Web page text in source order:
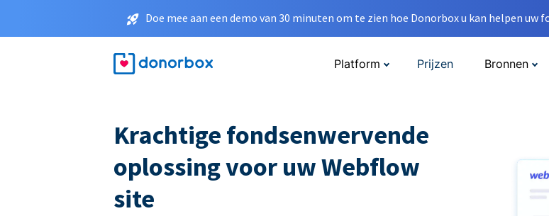
Doe mee aan een demo van 30 minuten om te zien hoe Donorbox u kan helpen uw
Platform Prijzen Bronnen
Krachtige fondsenwervende
oplossing voor uw Webflow
site